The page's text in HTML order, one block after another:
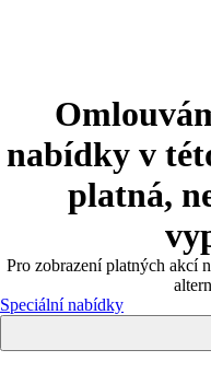
nabídky v
platná,
Pro zobrazení platných akcí
Speciální nabídky